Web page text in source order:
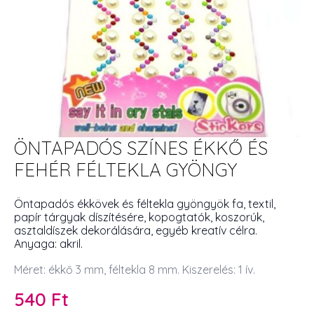
ÖNTAPADÓS SZÍNES ÉKKŐ ÉS
FEHÉR FÉLTEKLA GYÖNGY
Öntapadós ékkövek és féltekla gyöngyök fa, textil,
papír tárgyak díszítésére, kopogtatók, koszorúk,
asztaldíszek dekorálására, egyéb kreatív célra.
Anyaga: akril.
Méret: ékkő 3 mm, féltekla 8 mm. Kiszerelés: 1 ív.
540 Ft